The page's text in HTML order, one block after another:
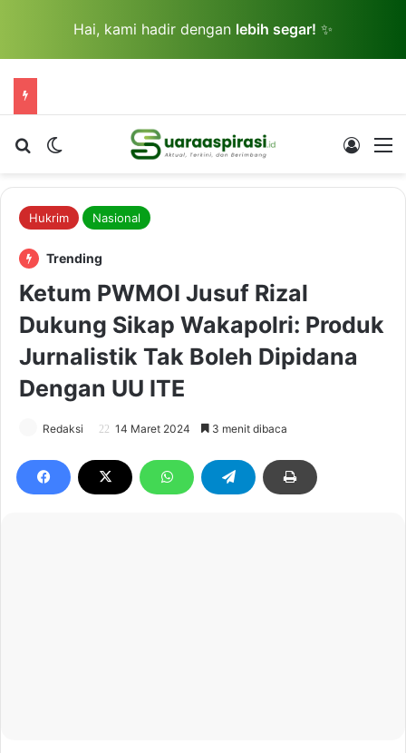
Hai, kami hadir dengan lebih segar! ✨
Cari berita...Switch skin Log In
Hukrim Nasional
Trending
Ketum PWMOI Jusuf Rizal
Dukung Sikap Wakapolri: Produk
Jurnalistik Tak Boleh Dipidana
Dengan UU ITE
Redaksi 14 Maret 2024 3 menit dibaca